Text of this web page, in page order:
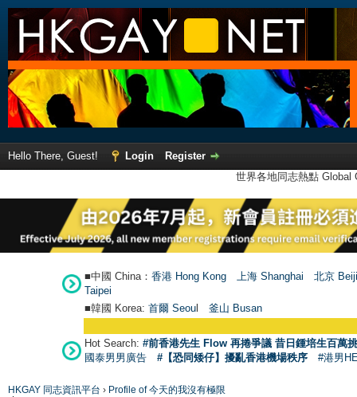
Hello There, Guest! Login
Register
世界各地同志熱點
■中國 China： 香港 Hong Kong 上海 Shanghai
北京
Taipei
■韓國 Korea: 首爾 Seoul 釜山 Busan
Hot Search: #前香港先生 Flow 再捲爭議 昔日鍾培生百萬
國泰男男廣告
#【恐同矮仔】擾亂香港機場秩序 #港男
HKGAY 同志資訊平台 › Profile of 今天的我沒有極限